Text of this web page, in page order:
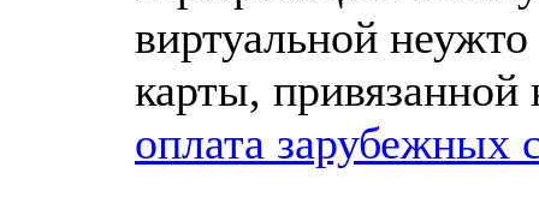
виртуальной
карты, привязанной
оплата зарубежных